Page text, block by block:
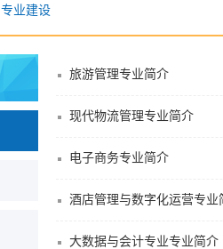
专业建设
旅游管理专业简介
现代物流管理专业简介
电子商务专业简介
酒店管理与数字化运营专业
大数据与会计专业专业简介